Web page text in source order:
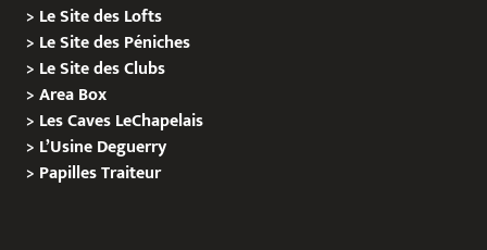
> Le Site des Lofts
> Le Site des Péniches
> Le Site des Clubs
>Area Box
> Les Caves LeChapelais
> L’Usine Deguerry
> PapillesTraiteur